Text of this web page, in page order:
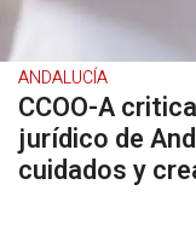
ANDALUCÍA
CCOO-A
jurídico de
cuidados y